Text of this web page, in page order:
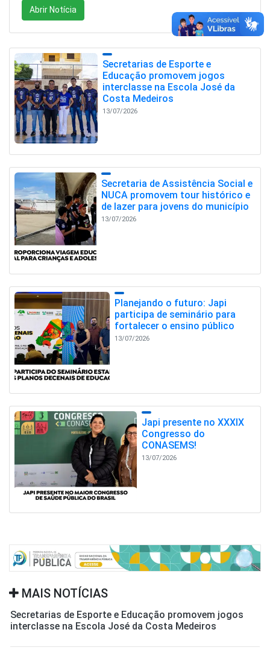
Abrir Notícia
Secretarias de Esporte e
Educação promovem jogos
interclasse na Escola José da
Costa Medeiros
13/07/2026
Secretaria de Assistência Social e
NUCA promovem tour histórico e
de lazer para jovens do município
13/07/2026
Planejando o futuro: Japi
participa de seminário para
fortalecer o ensino público
13/07/2026
Japi presente no XXXIX
Congresso do
CONASEMS!
13/07/2026
MAIS NOTÍCIAS
Secretarias de Esporte e Educação promovem jogos
interclasse na Escola José da Costa Medeiros